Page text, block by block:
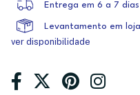
Entrega em 6 a 7
Levantamento em loja
ver disponibilidade